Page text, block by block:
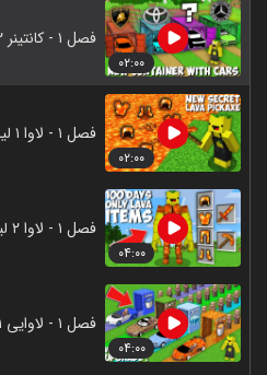
۰۲:۰۰
فصل ۱ - کانتینر ۲ لیمو
۰۲:۰۰
فصل ۱ - لاوا ۱ لیمو
۰۴:۰۰
فصل ۱ - لاوا ۲ لیمو
۰۴:۰۰
فصل ۱ - لاوایی ۱ لیمو